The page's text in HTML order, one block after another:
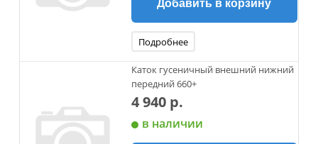
Добавить в корзину
Подробнее
Каток гусеничный внешний нижний
передний 660+
4 940 р.
в наличии